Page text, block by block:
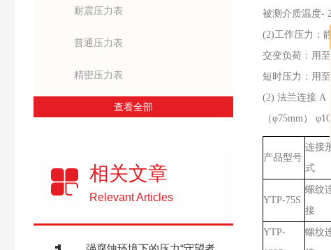
耐震压力表
普通压力表
精密压力表
查看全部
相关文章
Relevant Articles
被测介质
(2)工作压力：
交变负荷：用
短时压力：用
(2) 法兰连接 A
（φ75mm）
产品型号
连接
式
YTP-75S
螺纹
接
YTP-
螺纹